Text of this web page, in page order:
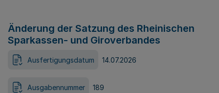
Änderung der Satzung des Rheinischen
Sparkassen- und Giroverbandes
Ausfertigungsdatum 14.07.2026
Ausgabennummer 189